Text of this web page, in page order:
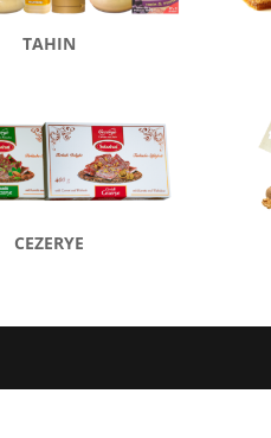
TAHIN
CEZERYE